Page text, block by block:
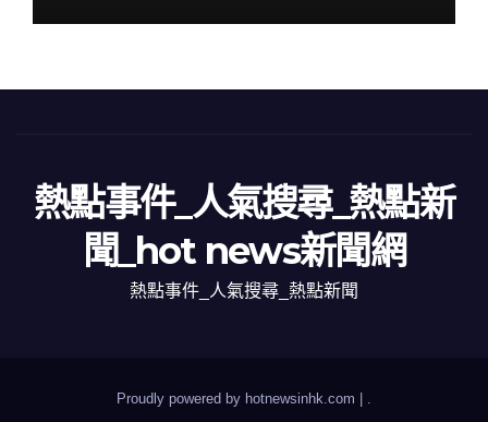
熱點事件_人氣搜尋_熱點新
聞_hot news新聞網
熱點事件_人氣搜尋_熱點新聞
Proudly powered by hotnewsinhk.com |